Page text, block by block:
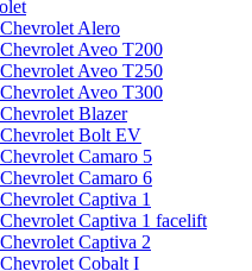
Alero
Aveo T200
Aveo T250
Aveo T300
Blazer
Bolt EV
Camaro 5
Camaro 6
Captiva 1
Captiva 1 facelift
Captiva 2
Cobalt I